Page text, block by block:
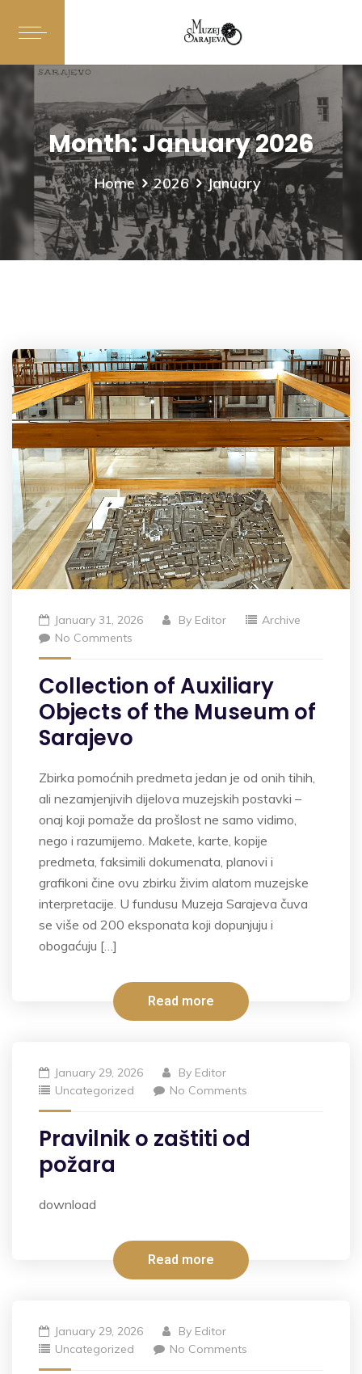
Month:January 2026
Home 2026 January
January 31, 2026 By Editor
Archive
No Comments
Collection of Auxiliary
Objects of the Museum of
Sarajevo
Zbirka pomoćnih predmeta jedan je od onih tihih,
ali nezamjenjivih dijelova muzejskih postavki –
onaj koji pomaže da prošlost ne samo vidimo,
nego i razumijemo. Makete, karte, kopije
predmeta, faksimili dokumenata, planovi i
grafikoni čine ovu zbirku živim alatom muzejske
interpretacije. U fundusu Muzeja Sarajeva čuva
se više od 200 eksponata koji dopunjuju i
obogaćuju […]
Read more
January 29, 2026 By Editor
Uncategorized
No Comments
Pravilnik o zaštiti od
požara
download
Read more
January 29, 2026 By Editor
Uncategorized
No Comments